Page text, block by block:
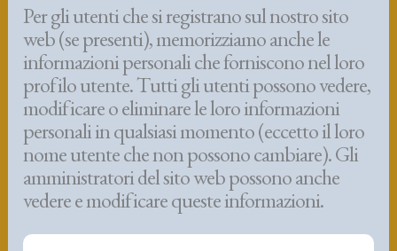
Per gli utenti che si registrano sul nostro sito
web (se presenti), memorizziamo anche le
informazioni personali che forniscono nel loro
profilo utente. Tutti gli utenti possono vedere,
modificare o eliminare le loro informazioni
personali in qualsiasi momento (eccetto il loro
nome utente che non possono cambiare). Gli
amministratori del sito web possono anche
vedere e modificare queste informazioni.